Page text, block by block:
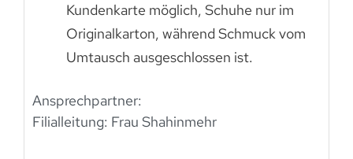
Kundenkarte möglich, Schuhe nur im
Originalkarton, während Schmuck vom
Umtausch ausgeschlossen ist.
Ansprechpartner:
Filialleitung: Frau Shahinmehr